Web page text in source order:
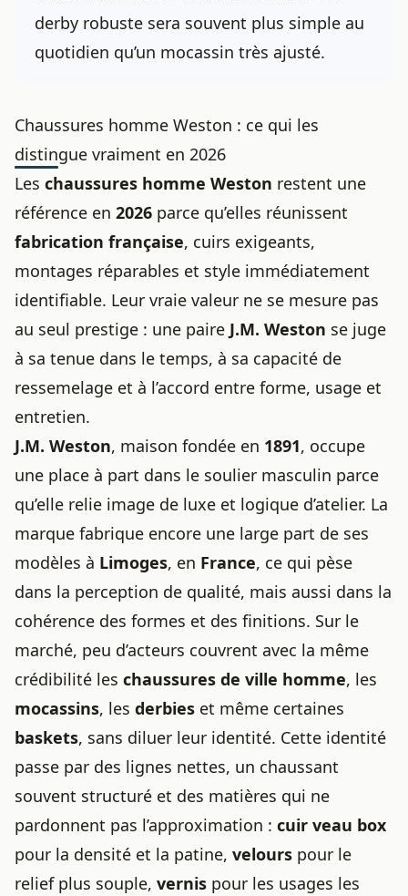
derby robuste sera souvent plus simple au
quotidien qu’un mocassin très ajusté.
Chaussures homme Weston : ce qui les
distingue vraiment en 2026
Les chaussures homme Weston restent une
référence en 2026 parce qu’elles réunissent
fabrication française, cuirs exigeants,
montages réparables et style immédiatement
identifiable. Leur vraie valeur ne se mesure pas
au seul prestige : une paire J.M. Weston se juge
à sa tenue dans le temps, à sa capacité de
ressemelage et à l’accord entre forme, usage et
entretien.
J.M. Weston, maison fondée en 1891, occupe
une place à part dans le soulier masculin parce
qu’elle relie image de luxe et logique d’atelier. La
marque fabrique encore une large part de ses
modèles à Limoges, en France, ce qui pèse
dans la perception de qualité, mais aussi dans la
cohérence des formes et des finitions. Sur le
marché, peu d’acteurs couvrent avec la même
crédibilité les chaussures de ville homme, les
mocassins, les derbies et même certaines
baskets, sans diluer leur identité. Cette identité
passe par des lignes nettes, un chaussant
souvent structuré et des matières qui ne
pardonnent pas l’approximation : cuir veau box
pour la densité et la patine, velours pour le
relief plus souple, vernis pour les usages les